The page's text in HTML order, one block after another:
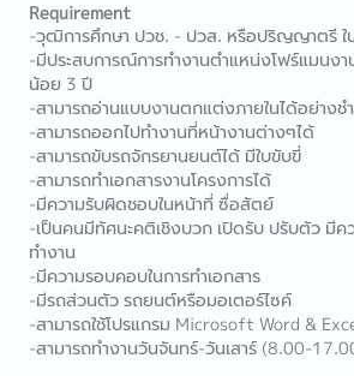
Requirement
-วุฒิการศึกษา ปวช. - ปวส. หรือปริญญาตรี ใ
-มีประสบการณ์การทำงานตำแหน่งโฟร์แมนง
น้อย 3 ปี
-สามารถอ่านแบบงานตกแต่งภายในได้อย่าง
-สามารถออกไปทำงานที่หน้างานต่างๆได้
-สามารถขับรถจักรยานยนต์ได้ มีใบขับขี่
-สามารถทำเอกสารงานโครงการได้
-มีความรับผิดชอบในหน้าที่ ซื่อสัตย์
-เป็นคนมีทัศนะคติเชิงบวก เปิดรับ ปรับตัว มีค
ทำงาน
-มีความรอบคอบในการทำเอกสาร
-มีรถส่วนตัว รถยนต์หรือมอเตอร์ไซค์
-สามารถใช้โปรแกรม Microsoft Word &
-สามารถทำงานวันจันทร์-วันเสาร์ (8.00-